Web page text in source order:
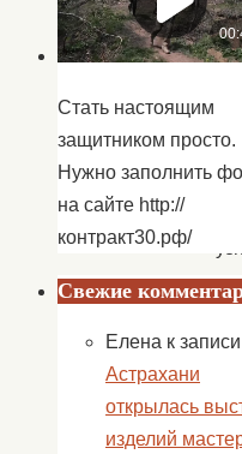
«
Стать настоящим
защитником просто.
Нужно заполнить
на сайте http://
контракт30.рф/
Свежие
Елена к записи
Астрахани
открылась
изделий